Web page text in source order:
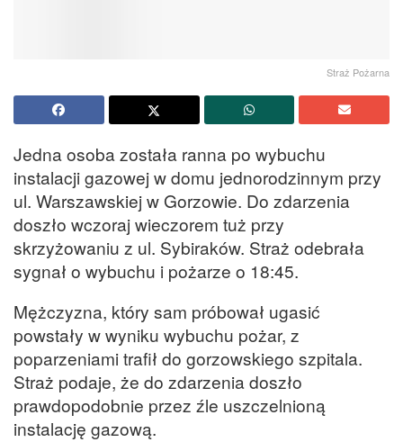
Straż Pożarna
Jedna osoba została ranna po wybuchu
instalacji gazowej w domu jednorodzinnym przy
ul. Warszawskiej w Gorzowie. Do zdarzenia
doszło wczoraj wieczorem tuż przy
skrzyżowaniu z ul. Sybiraków. Straż odebrała
sygnał o wybuchu i pożarze o 18:45.
Mężczyzna, który sam próbował ugasić
powstały w wyniku wybuchu pożar, z
poparzeniami trafił do gorzowskiego szpitala.
Straż podaje, że do zdarzenia doszło
prawdopodobnie przez źle uszczelnioną
instalację gazową.